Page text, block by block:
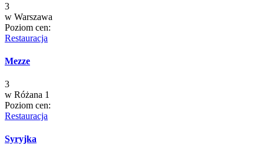
3
w Warszawa
Poziom cen:
Restauracja
Mezze
3
w Różana 1
Poziom cen:
Restauracja
Syryjka